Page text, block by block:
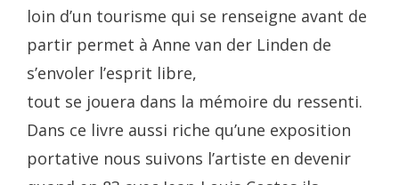
loin d’un tourisme qui se renseigne avant de
partir permet à Anne van der Linden de
s’envoler l’esprit libre,
tout se jouera dans la mémoire du ressenti.
Dans ce livre aussi riche qu’une exposition
portative nous suivons l’artiste en devenir